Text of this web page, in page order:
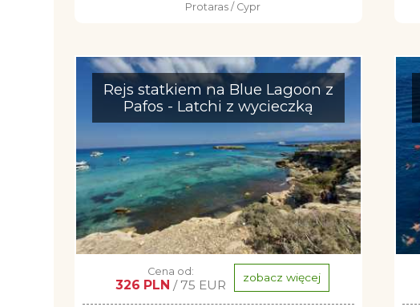
Protaras / Cypr
Rejs statkiem na Blue Lagoon z
Pafos - Latchi z wycieczką
Cena od:
326 PLN / 75 EUR zobacz więcej